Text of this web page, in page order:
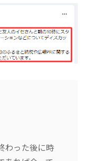
わった後に時